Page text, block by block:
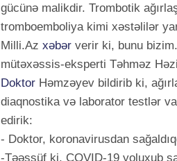
gücünə malikdir. Trombotik
tromboemboliya kimi xəstəlilər
Milli.Az xəbər verir ki, bunu
mütəxəssis-eksperti Təhməz
Doktor Həmzəyev bildirib ki,
diaqnostika və laborator testlər
edirik:
- Doktor, koronavirusdan
-Təəssüf ki, COVID-19 yoluxub